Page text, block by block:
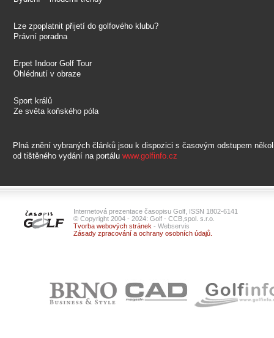
Lze zpoplatnit přijetí do golfového klubu?
Právní poradna
Erpet Indoor Golf Tour
Ohlédnutí v obraze
Sport králů
Ze světa koňského póla
Plná znění vybraných článků jsou k dispozici s časovým odstupem
od tištěného vydání na portálu www.golfinfo.cz
Internetová prezentace časopisu Golf, ISSN 1802-6141
© Copyright 2004 - 2024: Golf - CCB,spol. s.r.o.
Tvorba webových stránek - Webservis
Zásady zpracování a ochrany osobních údajů.